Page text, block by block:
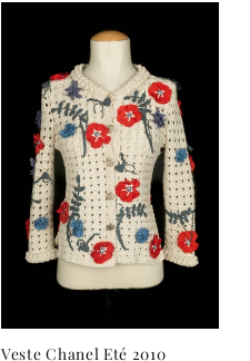
Veste Chanel Eté 2010